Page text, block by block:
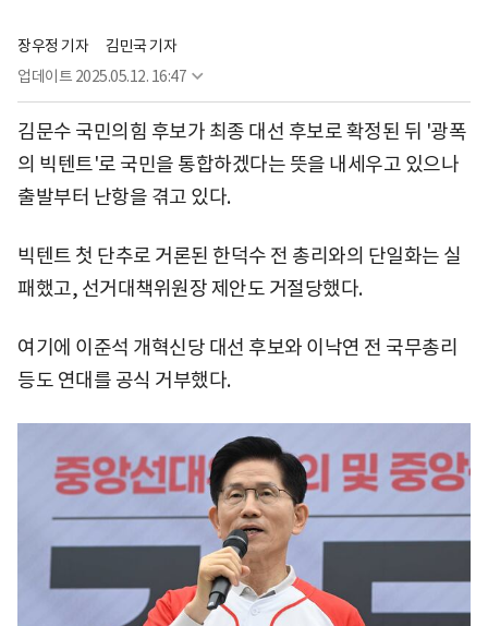
장우정 기자
김민국 기자
업데이트 2025.05.12. 16:47
김문수 국민의힘 후보가 최종 대선 후보로 확정된 뒤 '광폭
의 빅텐트'로 국민을 통합하겠다는 뜻을 내세우고 있으나
출발부터 난항을 겪고 있다.
빅텐트 첫 단추로 거론된 한덕수 전 총리와의 단일화는 실
패했고, 선거대책위원장 제안도 거절당했다.
여기에 이준석 개혁신당 대선 후보와 이낙연 전 국무총리
등도 연대를 공식 거부했다.